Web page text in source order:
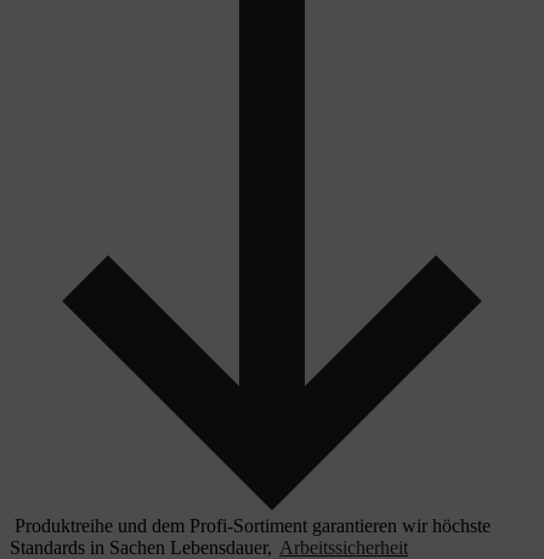
Produktreihe und dem Profi-Sortiment garantieren wir höchste
Standards in Sachen Lebensdauer, Arbeitssicherheit